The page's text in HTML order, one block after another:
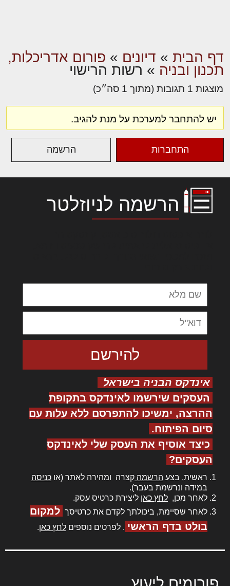
דף הבית » דיונים » פורום אדריכלות,
תכנון ובניה » רשות הרישוי
מוצגות 1 תגובות (מתוך 1 סה״כ)
יש להתחבר למערכת על מנת להגיב.
התחברות הרשמה
הרשמה לניוזלטר
אינדקס הבניה בישראל
העסקים שירשמו לאינדקס בתקופת
ההרצה, ימשיכו להתפרסם ללא עלות עם
סיום הפיתוח.
כיצד אוסיף את העסק שלי לאינדקס
העסקים?
ראשית, בצע הרשמה קצרה ומהירה לאתר (או כניסה
במידה ונרשמת בעבר).
לאחר מכן, לחץ כאן ליצירת כרטיס עסק.
לאחר שסיימת, ביכולתך לקדם את כרטיסך למקום
בולט בדף הראשי . לפרטים נוספים לחץ כאן.